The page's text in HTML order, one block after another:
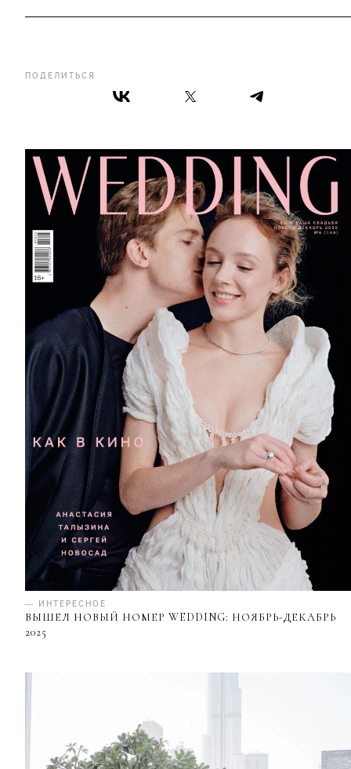
ПОДЕЛИТЬСЯ
— ИНТЕРЕСНОЕ
ВЫШЕЛ НОВЫЙ НОМЕР WEDDING: НОЯБРЬ-ДЕКАБРЬ
2025